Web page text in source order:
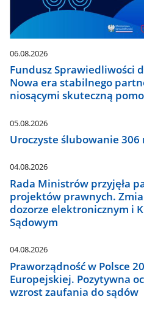
06.08.2026
Fundusz Sprawiedliwości
Nowa era stabilnego
niosącymi skuteczną
05.08.2026
Uroczyste ślubowanie
04.08.2026
Rada Ministrów przyjęła
projektów prawnych.
dozorze elektronicznym i
Sądowym
04.08.2026
Praworządność w Polsce
Europejskiej. Pozytywna
wzrost zaufania do sądów